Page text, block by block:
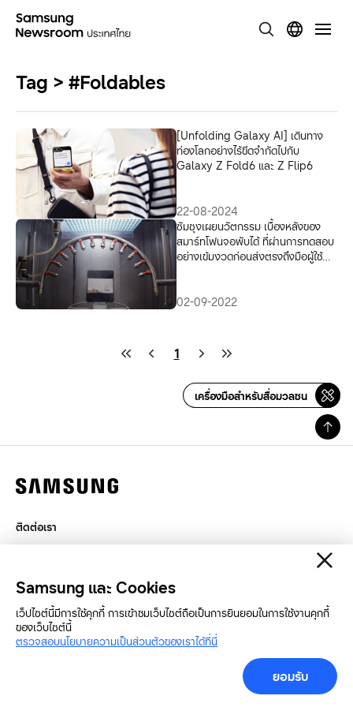
Tag > #Foldables
[Unfolding Galaxy AI] เดินทาง
ท่องโลกอย่างไร้ขีดจำกัดไปกับ
Galaxy Z Fold6 และ Z Flip6
22-08-2024
ซัมซุงเผยนวัตกรรม เบื้องหลังของ
สมาร์ทโฟนจอพับได้ ที่ผ่านการทดสอบ
อย่างเข้มงวดก่อนส่งตรงถึงมือผู้ใช้
02-09-2022
1
เครื่องมือสำหรับสื่อมวลชน
ติดต่อเรา
SAMSUNG.COM
Copyright© SAMSUNG All Rights Reserved.
Samsung และ Cookies
เว็ปไซต์นี้มีการใช้คุกกี้ การเข้าชมเว็บไซต์ถือเป็นการยินยอมในการใช้งานคุกกี้
ของเว็บไซต์นี้
ตรวจสอบนโยบายความเป็นส่วนตัวของเราได้ที่นี่
ยอมรับ